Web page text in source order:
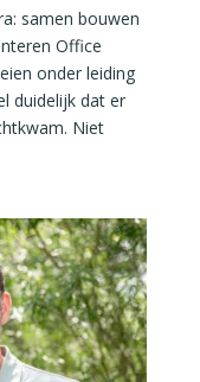
samen bouwen
Office
onder leiding
duidelijk dat er
Niet